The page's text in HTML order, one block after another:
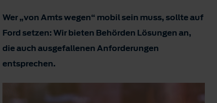
Wer „von Amts wegen“ mobil sein muss, sollte auf
Ford setzen: Wir bieten Behörden Lösungen an,
die auch ausgefallenen Anforderungen
entsprechen.